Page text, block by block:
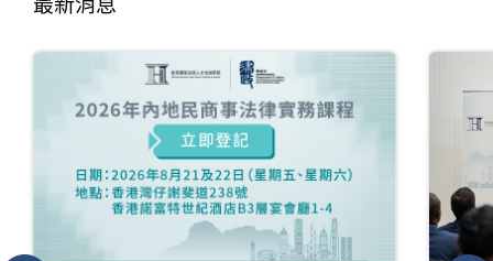
最新消息